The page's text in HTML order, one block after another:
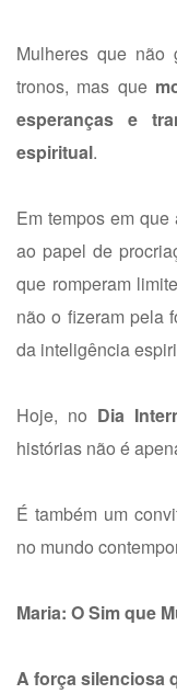
Mulheres que não
tronos, mas que
esperanças e
espiritual.
Em tempos em
ao papel de
que romperam
não o fizeram pela
da inteligência
Hoje, no Dia
histórias não é
É também um
no mundo
Maria: O Sim que
A força silenciosa